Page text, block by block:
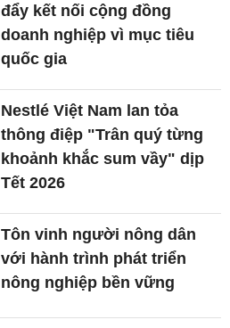
đẩy kết nối cộng đồng
doanh nghiệp vì mục tiêu
quốc gia
Nestlé Việt Nam lan tỏa
thông điệp "Trân quý từng
khoảnh khắc sum vầy" dịp
Tết 2026
Tôn vinh người nông dân
với hành trình phát triển
nông nghiệp bền vững